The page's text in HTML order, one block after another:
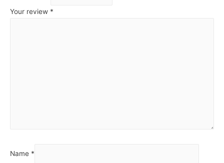
Your review *
Name *